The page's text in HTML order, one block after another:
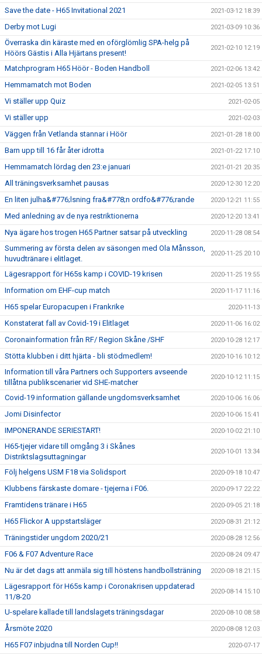
Save the date - H65 Invitational 2021 2021-03-12 18:39
Derby mot Lugi 2021-03-09 10:36
Överraska din käraste med en oförglömlig SPA-helg på
Höörs Gästis i Alla Hjärtans present!
2021-02-10 12:19
Matchprogram H65 Höör - Boden Handboll 2021-02-06 13:42
Hemmamatch mot Boden 2021-02-05 13:51
Vi ställer upp Quiz 2021-02-05
Vi ställer upp 2021-02-03
Väggen från Vetlanda stannar i Höör 2021-01-28 18:00
Barn upp till 16 får åter idrotta 2021-01-22 17:10
Hemmamatch lördag den 23:e januari 2021-01-21 20:35
All träningsverksamhet pausas 2020-12-30 12:20
En liten julha&#776;lsning fra&#778;n ordfo&#776;rande 2020-12-21 11:55
Med anledning av de nya restriktionerna 2020-12-20 13:41
Nya ägare hos trogen H65 Partner satsar på utveckling 2020-11-28 08:54
Summering av första delen av säsongen med Ola Månsson,
huvudtränare i elitlaget.
2020-11-25 20:10
Lägesrapport för H65s kamp i COVID-19 krisen 2020-11-25 19:55
Information om EHF-cup match 2020-11-17 11:16
H65 spelar Europacupen i Frankrike 2020-11-13
Konstaterat fall av Covid-19 i Elitlaget 2020-11-06 16:02
Coronainformation från RF/ Region Skåne /SHF 2020-10-28 12:17
Stötta klubben i ditt hjärta - bli stödmedlem! 2020-10-16 10:12
Information till våra Partners och Supporters avseende
tillåtna publikscenarier vid SHE-matcher
2020-10-12 11:15
Covid-19 information gällande ungdomsverksamhet 2020-10-06 16:06
Jomi Disinfector 2020-10-06 15:41
IMPONERANDE SERIESTART! 2020-10-02 21:10
H65-tjejer vidare till omgång 3 i Skånes
Distriktslagsuttagningar
2020-10-01 13:34
Följ helgens USM F18 via Solidsport 2020-09-18 10:47
Klubbens färskaste domare - tjejerna i F06. 2020-09-17 22:22
Framtidens tränare i H65 2020-09-05 21:18
H65 Flickor A uppstartsläger 2020-08-31 21:12
Träningstider ungdom 2020/21 2020-08-28 12:56
F06 & F07 Adventure Race 2020-08-24 09:47
Nu är det dags att anmäla sig till höstens handbollsträning 2020-08-18 21:15
Lägesrapport för H65s kamp i Coronakrisen uppdaterad
11/8-20
2020-08-14 15:10
U-spelare kallade till landslagets träningsdagar 2020-08-10 08:58
Årsmöte 2020 2020-08-08 12:03
H65 F07 inbjudna till Norden Cup!! 2020-07-17